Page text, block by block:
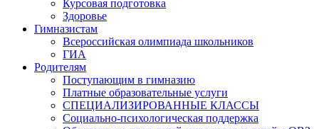
Курсовая подготовка
Здоровье
Гимназистам
Всероссийская олимпиада школьников
ГИА
Родителям
Поступающим в гимназию
Платные образовательные услуги
СПЕЦИАЛИЗИРОВАННЫЕ КЛАССЫ
Социально-психологическая поддержка